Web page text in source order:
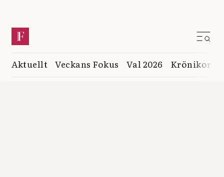
Aktuellt Veckans Fokus Val 2026 Krönikor